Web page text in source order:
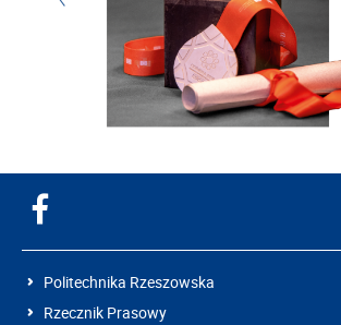
Politechnika Rzeszowska
Rzecznik Prasowy